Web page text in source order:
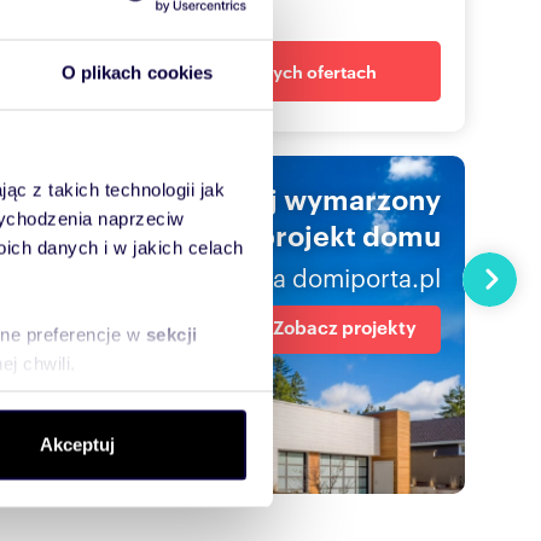
O plikach cookies
z takich technologii jak
naprzeciw
danych i w jakich celach
preferencje w sekcji
chwili.
społecznościowym,
od Ciebie lub
Akceptuj
Powiadom o nowych ofertach
Znajdź swój wymarzony
projekt domu
na domiporta.pl
Zobacz projekty